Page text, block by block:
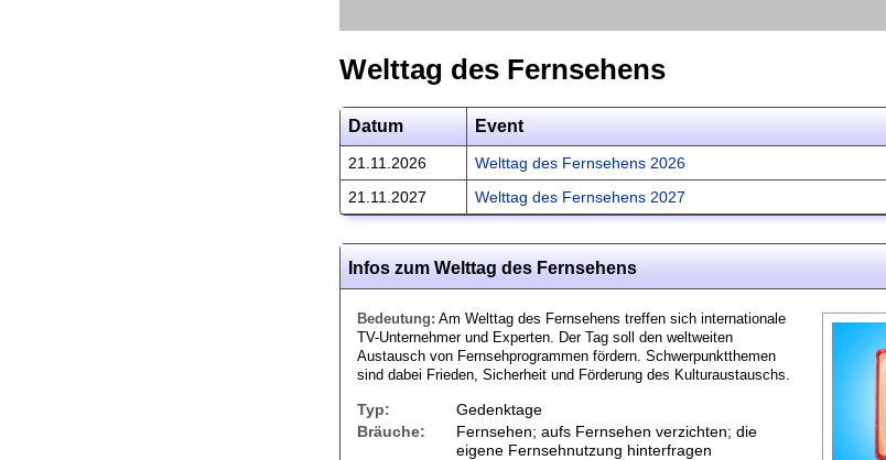
Welttag des Fernsehens
Datum Event
21.11.2026 Welttag des Fernsehens 2026
21.11.2027
Welttag des Fernsehens 2027
Infos zum Welttag des Fernsehens
Bedeutung: Am Welttag des Fernsehens treffen sich internationale
TV-Unternehmer und Experten. Der Tag soll den weltweiten
Austausch von Fernsehprogrammen fördern. Schwerpunktthemen
sind dabei Frieden, Sicherheit und Förderung des Kulturaustauschs.
Typ:
Gedenktage
Bräuche:
Fernsehen; aufs Fernsehen verzichten; die
eigene Fernsehnutzung hinterfragen